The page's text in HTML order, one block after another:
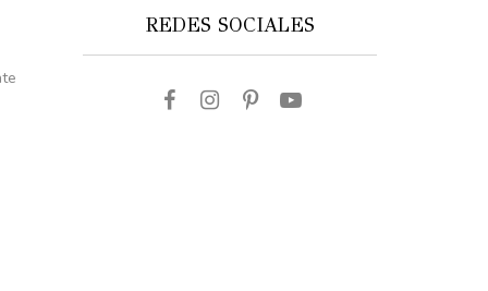
REDES SOCIALES